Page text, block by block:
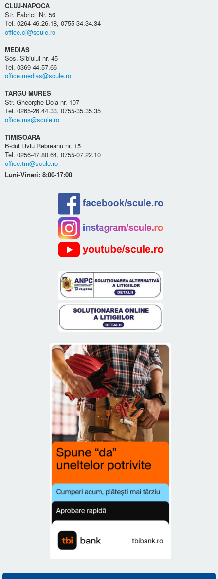
CLUJ-NAPOCA
Str. Fabricii Nr. 56
Tel. 0264-46.26.18, 0755-34.34.34
office.cj@scule.ro
MEDIAS
Sos. Sibiului nr. 45
Tel. 0369-44.57.66
office.medias@scule.ro
TARGU MURES
Str. Gheorghe Doja nr. 107
Tel. 0265-26.44.33, 0755-35.35.35
office.ms@scule.ro
TIMISOARA
B-dul Liviu Rebreanu nr. 15
Tel. 0256-47.80.64, 0755-07.22.10
office.tm@scule.ro
Luni-Vineri: 8:00-17:00